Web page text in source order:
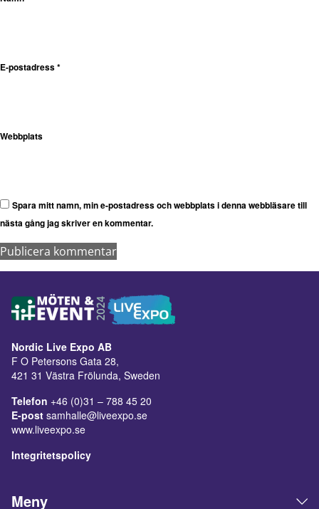
E-postadress*
Webbplats
Spara mitt namn, min e-postadress och webbplats i denna webbläsare till
nästa gång jag skriver en kommentar.
Nordic Live Expo AB
F O Petersons Gata 28,
421 31 Västra Frölunda, Sweden
Telefon +46 (0)31 – 788 45 20
E-post samhalle@liveexpo.se
www.liveexpo.se
Integritetspolicy
Meny